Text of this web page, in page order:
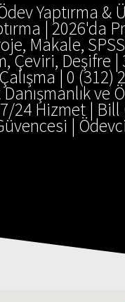
Yaptırma &
| 2026'da
Makale,
Çeviri, Deşifre |
| 0 (312)
ve
24 Hizmet | Bill
|